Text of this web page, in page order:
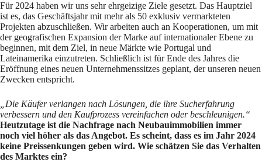
Für 2024 haben wir uns sehr ehrgeizige Ziele gesetzt. Das Hauptziel
ist es, das Geschäftsjahr mit mehr als 50 exklusiv vermarkteten
Projekten abzuschließen. Wir arbeiten auch an Kooperationen, um mit
der geografischen Expansion der Marke auf internationaler Ebene zu
beginnen, mit dem Ziel, in neue Märkte wie Portugal und
Lateinamerika einzutreten. Schließlich ist für Ende des Jahres die
Eröffnung eines neuen Unternehmenssitzes geplant, der unseren neuen
Zwecken entspricht.
„Die Käufer verlangen nach Lösungen, die ihre Sucherfahrung
verbessern und den Kaufprozess vereinfachen oder beschleunigen.“
Heutzutage ist die Nachfrage nach Neubauimmobilien immer
noch viel höher als das Angebot. Es scheint, dass es im Jahr 2024
keine Preissenkungen geben wird. Wie schätzen Sie das Verhalten
des Marktes ein?